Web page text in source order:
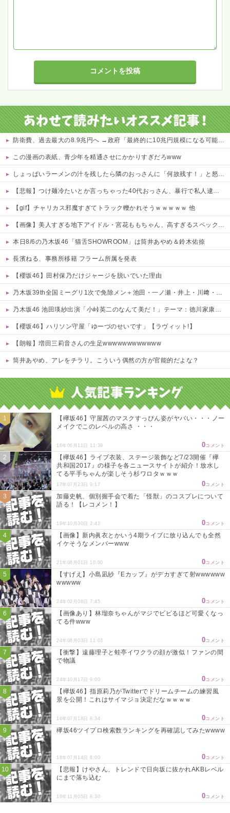
防衛費、過去最大の8.9兆円へ →政府「最終的に10兆円規模になる可能性」
この漫画の表紙、青少年を精通させにかかりすぎだろwww
しょっぱいラーメンの汁を残したら隣のおっさんに「何故残す！」と怒鳴られた……友人にも「スープが本体だろあり得ない」と説教されたんだが、塩分過剰だし味の好みは自由だろ！
【悲報】つけ麺冷たいとか言っちゃった40代おっさん、暴行で私人逮捕されるｗｗｗｗ 他
【gif】チャリカス邪魔すぎてトラック轢かれそうｗｗｗｗｗ 他
【画像】美人すぎる地下アイドル・宮花ももちゃん、高すぎるスペックがこちらｗｗｗｗ 他
本日8/6の乃木坂46「猫舌SHOWROOM」は筒井あやめ＆鈴木佑捺
長濱ねる、事務所移籍 フラーム所属を発表
【櫻坂46】田村保乃だけジャージを脱いでいた理由
乃木坂39th全国ミーグリ1次で免除メン＋池田・一ノ瀬・井上・川﨑・菅原・中西が全完売
乃木坂46 池田瑛紗出演「小峠英二のなんて美だ！」テーマ：徳川家康【2025.8.5 24:00〜 TOKYO MX】
【櫻坂46】ハリソン守屋「ゆーづのせいです」【ラヴィット!】
【朗報】増田三莉音さんの生足wwwwwwwwwwww
筒井あやめ、アレをチラリ。こういう偶然の方が官能的だよな？
【欅坂46】守屋茜のマスクすっぴん姿がヤバい・・・ノー
メイクでこのレベルの高さ ・・・
16年06月11日 11:39 0コメント
【欅坂46】ライブ衣装、ステージ装飾など7/23開催『欅
共和国2017』の様子を各ニュースサイトが紹介！放水し
てる平手ちゃんが楽しそう杉ワロタｗｗｗ
17年07月23日 9:17 0コメント
加藤史帆、個別握手会で着た「怪獣」のコスプレについて
語る！【レコメン！】
19年10月30日 2:42 0コメント
【画像】新内眞衣とかいう4期ライブに放り込んでも全然
イケそうなメンバーwww
21年08月01日 10:00 0コメント
【すげえ】小島凪紗『Eカップ』がデカすぎて射wwwwww
wwwww
24年02月08日 7:45 0コメント
【画像あり】林瑠奈ちゃんがマジでビビるほど可愛くなっ
てる件www
24年08月03日 11:03 0コメント
【衝撃】遠藤理子と蛙亭イワクラの顔が激似！ファンの間
で物議
24年10月17日 9:00 0コメント
【欅坂46】指原莉乃がTwitterでドリームチームの練習風
景を公開！これはサイマジョ決定だなｗｗｗｗ
16年07月18日 8:34 0コメント
欅坂46ツイプロ検索数ランキングを再確認してみたwwww
18年07月14日 8:00 0コメント
【悲報】けやさん、トレンドで日向坂に抜かれAKBレベル
にまで落ち込む
19年11月05日 8:30 0コメント